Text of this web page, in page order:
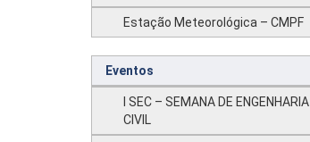
Estação Meteorológica – CMPF
Eventos
I SEC – SEMANA DE ENGENHARIA
CIVIL